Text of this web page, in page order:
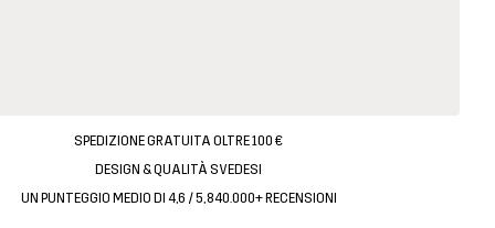
SPEDIZIONE GRATUITA OLTRE 100 €
DESIGN & QUALITÀ SVEDESI
UN PUNTEGGIO MEDIO DI 4,6 / 5, 840.000+ RECENSIONI